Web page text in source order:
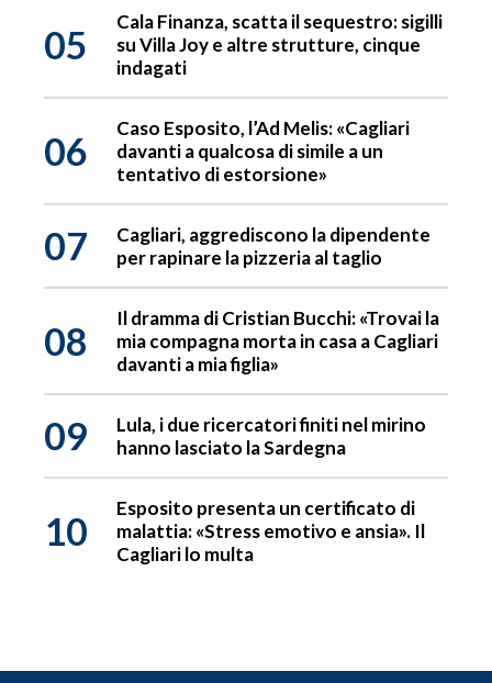
05
Cala Finanza, scatta il sequestro: sigilli
su Villa Joy e altre strutture, cinque
indagati
06
Caso Esposito, l’Ad Melis: «Cagliari
davanti a qualcosa di simile a un
tentativo di estorsione»
07
Cagliari, aggrediscono la dipendente
per rapinare la pizzeria al taglio
08
Il dramma di Cristian Bucchi: «Trovai la
mia compagna morta in casa a Cagliari
davanti a mia figlia»
09
Lula, i due ricercatori finiti nel mirino
hanno lasciato la Sardegna
10
Esposito presenta un certificato di
malattia: «Stress emotivo e ansia». Il
Cagliari lo multa